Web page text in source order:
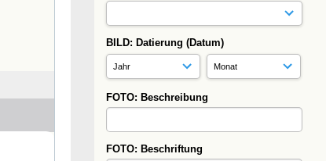
BILD: Datierung (Datum)
FOTO: Beschreibung
FOTO: Beschriftung